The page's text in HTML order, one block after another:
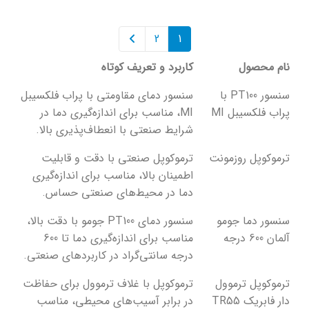
1
2
نام محصول
کاربرد و تعریف کوتاه
نام محصول
کاربرد و تعریف کوتاه
سنسور PT100 با
پراب فلکسیبل MI
سنسور دمای مقاومتی با پراب فلکسیبل
MI، مناسب برای اندازه‌گیری دما در
شرایط صنعتی با انعطاف‌پذیری بالا.
ترموکوپل روزمونت
ترموکوپل صنعتی با دقت و قابلیت
اطمینان بالا، مناسب برای اندازه‌گیری
دما در محیط‌های صنعتی حساس.
سنسور دما جومو
آلمان 600 درجه
سنسور دمای PT100 جومو با دقت بالا،
مناسب برای اندازه‌گیری دما تا 600
درجه سانتی‌گراد در کاربردهای صنعتی.
ترموکوپل ترموول
دار فابریک TR55
ترموکوپل با غلاف ترموول برای حفاظت
در برابر آسیب‌های محیطی، مناسب